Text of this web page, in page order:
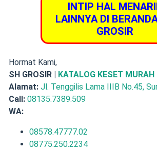
INTIP HAL
LAINNYA DI
GROSIR
Hormat Kami,
SH GROSIR | KATALOG KESET MURAH
Alamat: Jl. Tenggilis Lama IIIB No.45,
Call: 08135.7389.509
WA:
08578.47777.02
08775.250.2234